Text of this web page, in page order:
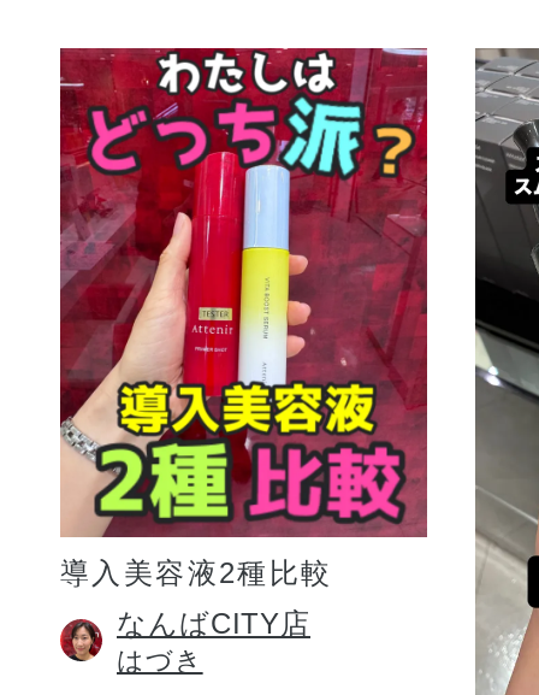
ドレススノー
ドレスリフト
プリマモイスト
スキンクリア
クレンズオイル
導入美容液2種比較
なんばCITY店
はづき